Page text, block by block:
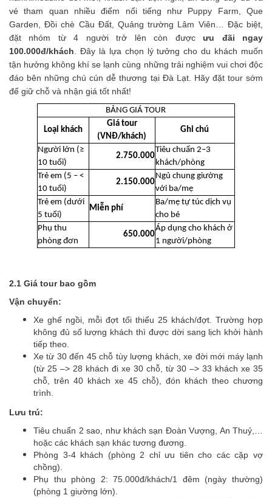
vé tham quan nhiều điểm nổi tiếng như Puppy Farm, Que
Garden, Đồi chè Cầu Đất, Quảng trường Lâm Viên… Đặc biệt,
đặt nhóm từ 4 người trở lên còn đượcưu đãi ngay
100.000đ/khách . Đây là lựa chọn lý tưởng cho du khách muốn
tận hưởng không khí se lạnh cùng những trải nghiệm vui chơi độc
đáo bên những chú cún dễ thương tại Đà Lạt. Hãy đặt tour sớm
để giữ chỗ và nhận giá tốt nhất!
BẢNG GIÁ TOUR
Loại khách
Giá tour
(VNĐ/khách)
Ghi chú
Người lớn (≥
10 tuổi)
2.750.000
Tiêu chuẩn 2–3
khách/phòng
Trẻ em (5 – <
10 tuổi)
2.150.000
Ngủ chung giường
với ba/mẹ
Trẻ em (dưới
5 tuổi)
Miễn phí
Ba/mẹ tự túc dịch vụ
cho bé
Phụ thu
phòng đơn
650.000
Áp dụng cho khách ở
1 người/phòng
2.1 Giá tour bao gồm
Vận chuyển:
Xe ghế ngồi, mỗi đợt tối thiểu 25 khách/đợt. Trường hợp
không đủ số lượng khách thì được dời sang lịch khởi hành
tiếp theo.
Xe từ 30 đến 45 chỗ tùy lượng khách, xe đời mới máy lạnh
(từ 25 –> 28 khách đi xe 30 chỗ, từ 30 –> 33 khách xe 35
chỗ, trên 40 khách xe 45 chỗ), đón khách theo chương
trình.
Lưu trú:
Tiêu chuẩn 2 sao, như khách sạn Đoàn Vượng, An Thuỷ,…
hoặc các khách sạn khác tương đương.
Phòng 3-4 khách (phòng 2 chỉ ưu tiên cho các cặp vợ
chồng).
Phụ thu phòng 2: 75.000đ/khách/1 đêm (ngày thường)
(phòng 1 giường lớn).